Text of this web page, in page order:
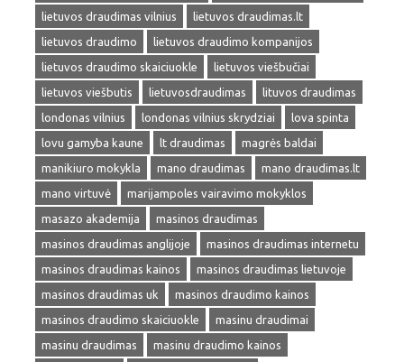
lietuvos draudimas vilnius
lietuvos draudimas.lt
lietuvos draudimo
lietuvos draudimo kompanijos
lietuvos draudimo skaiciuokle
lietuvos viešbučiai
lietuvos viešbutis
lietuvosdraudimas
lituvos draudimas
londonas vilnius
londonas vilnius skrydziai
lova spinta
lovu gamyba kaune
lt draudimas
magrės baldai
manikiuro mokykla
mano draudimas
mano draudimas.lt
mano virtuvė
marijampoles vairavimo mokyklos
masazo akademija
masinos draudimas
masinos draudimas anglijoje
masinos draudimas internetu
masinos draudimas kainos
masinos draudimas lietuvoje
masinos draudimas uk
masinos draudimo kainos
masinos draudimo skaiciuokle
masinu draudimai
masinu draudimas
masinu draudimo kainos